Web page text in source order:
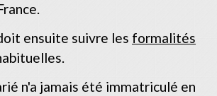
ensuite suivre les formalités
n'a jamais été immatriculé en